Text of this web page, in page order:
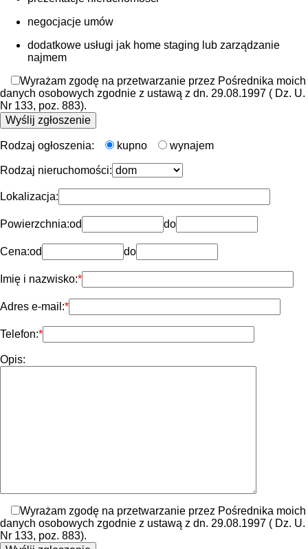
negocjacje umów
dodatkowe usługi jak home staging lub zarządzanie
najmem
Wyrażam zgodę na przetwarzanie przez Pośrednika moich
danych osobowych zgodnie z ustawą z dn. 29.08.1997 ( Dz. U.
Nr 133, poz. 883).
Rodzaj ogłoszenia: kupno wynajem
Rodzaj nieruchomości:
Lokalizacja:
Powierzchnia:od do
Cena:od do
Imię i nazwisko:
Adres e-mail:
Telefon:
Opis:
Wyrażam zgodę na przetwarzanie przez Pośrednika moich
danych osobowych zgodnie z ustawą z dn. 29.08.1997 ( Dz. U.
Nr 133, poz. 883).